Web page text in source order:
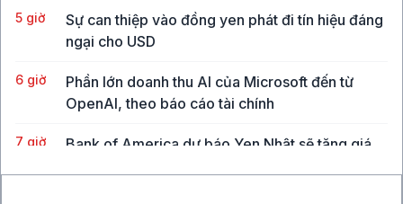
5 giờ
Sự can thiệp vào đồng yen phát đi tín hiệu đáng
ngại cho USD
6 giờ
Phần lớn doanh thu AI của Microsoft đến từ
OpenAI, theo báo cáo tài chính
7 giờ
Bank of America dự báo Yen Nhật sẽ tăng giá